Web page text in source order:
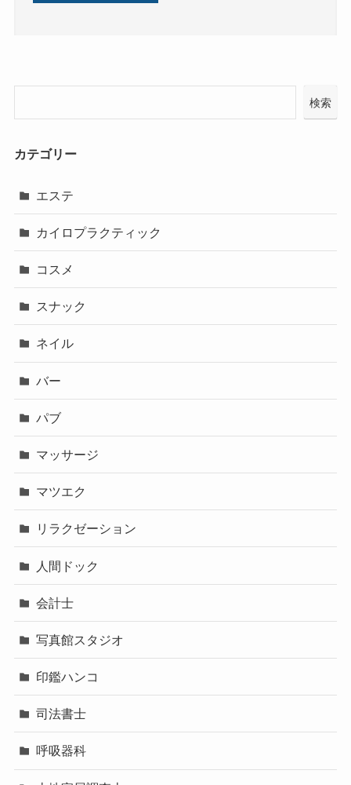
検索
カテゴリー
エステ
カイロプラクティック
コスメ
スナック
ネイル
バー
パブ
マッサージ
マツエク
リラクゼーション
人間ドック
会計士
写真館スタジオ
印鑑ハンコ
司法書士
呼吸器科